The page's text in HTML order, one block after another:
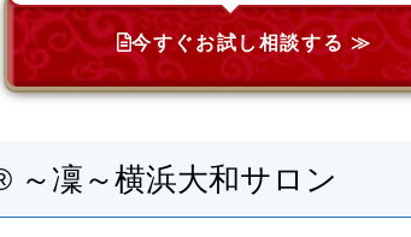
今すぐお試し相談する ≫
～凜～横浜大和サロン